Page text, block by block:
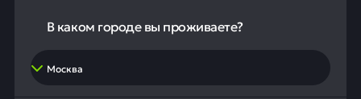
В каком городе вы проживаете?